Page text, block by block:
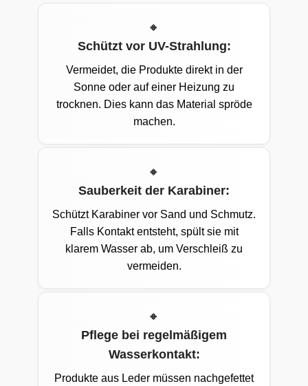
Schützt vor UV-Strahlung:
Vermeidet, die Produkte direkt in der
Sonne oder auf einer Heizung zu
trocknen. Dies kann das Material spröde
machen.
Sauberkeit der Karabiner:
Schützt Karabiner vor Sand und Schmutz.
Falls Kontakt entsteht, spült sie mit
klarem Wasser ab, um Verschleiß zu
vermeiden.
Pflege bei regelmäßigem
Wasserkontakt:
Produkte aus Leder müssen nachgefettet